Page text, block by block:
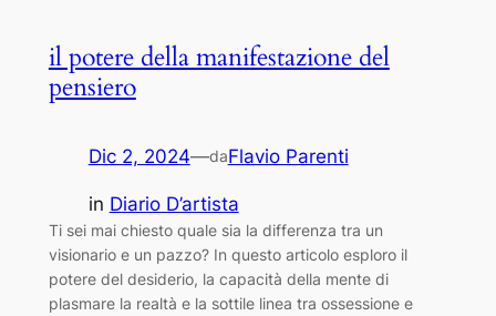
il potere della manifestazione del
pensiero
Dic 2, 2024—daFlavio Parenti
in Diario D’artista
Ti sei mai chiesto quale sia la differenza tra un
visionario e un pazzo? In questo articolo esploro il
potere del desiderio, la capacità della mente di
plasmare la realtà e la sottile linea tra ossessione e